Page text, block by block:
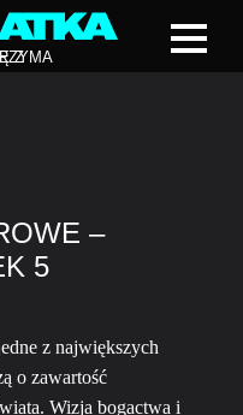
Z
–
5
z największych
o zawartość
Wizja bogactwa i